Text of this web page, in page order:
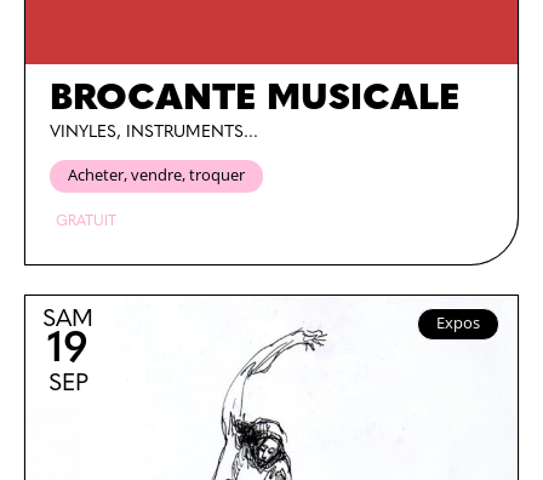
BROCANTE MUSICALE
VINYLES, INSTRUMENTS...
Acheter, vendre, troquer
GRATUIT
SAM
19
SEP
Expos